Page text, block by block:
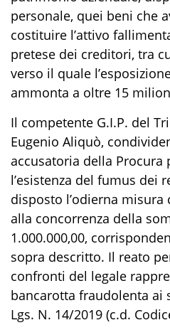
personale, quei beni che
costituire l’attivo
pretese dei creditori, tra
verso il quale
ammonta a oltre 15
Il competente G.I.P. del
Eugenio Aliquò,
accusatoria della Procura
l’esistenza del fumus dei
disposto l’odierna misura
alla concorrenza della
1.000.000,00,
sopra descritto. Il reato
confronti del legale
bancarotta fraudolenta ai
Lgs. N. 14/2019 (c.d.